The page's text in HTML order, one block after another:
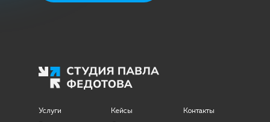
Услуги Кейсы Контакты